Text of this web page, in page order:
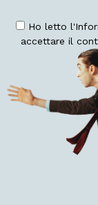
Ho letto
accettare il